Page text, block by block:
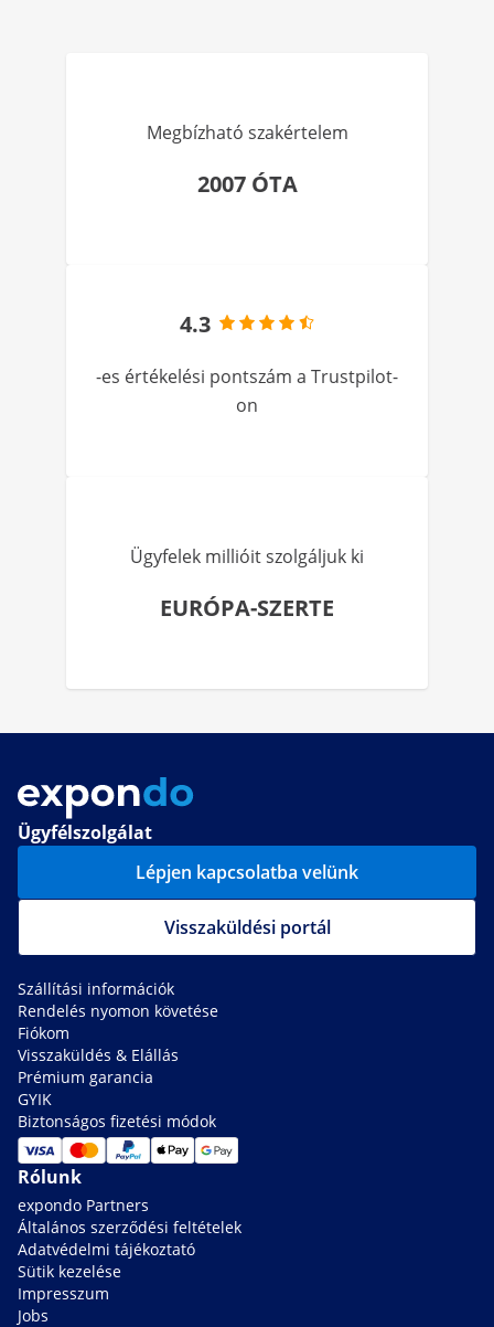
Megbízható szakértelem
2007 ÓTA
4.3
-es értékelési pontszám a Trustpilot-
on
Ügyfelek millióit szolgáljuk ki
EURÓPA-SZERTE
Ügyfélszolgálat
Lépjen kapcsolatba velünk
Visszaküldési portál
Szállítási információk
Rendelés nyomon követése
Fiókom
Visszaküldés & Elállás
Prémium garancia
GYIK
Biztonságos fizetési módok
Rólunk
expondo Partners
Általános szerződési feltételek
Adatvédelmi tájékoztató
Sütik kezelése
Impresszum
Jobs